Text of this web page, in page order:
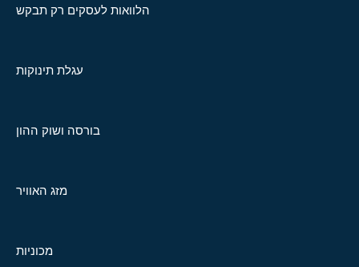
הלוואות לעסקים רק תבקש
עגלת תינוקות
בורסה ושוק ההון
מזג האוויר
מכוניות